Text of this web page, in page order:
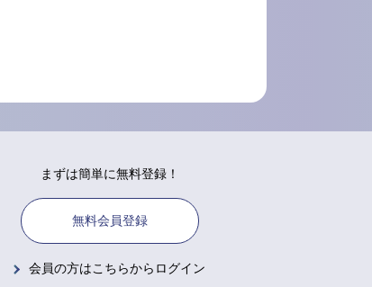
まずは簡単に無料登録！
無料会員登録
会員の方はこちらからログイン